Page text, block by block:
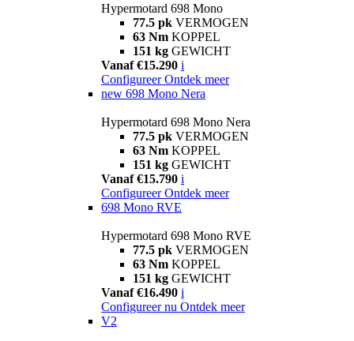
Hypermotard 698 Mono
77.5 pk VERMOGEN
63 Nm KOPPEL
151 kg GEWICHT
Vanaf €15.290 i
Configureer Ontdek meer
new 698 Mono Nera
Hypermotard 698 Mono Nera
77.5 pk VERMOGEN
63 Nm KOPPEL
151 kg GEWICHT
Vanaf €15.790 i
Configureer Ontdek meer
698 Mono RVE
Hypermotard 698 Mono RVE
77.5 pk VERMOGEN
63 Nm KOPPEL
151 kg GEWICHT
Vanaf €16.490 i
Configureer nu Ontdek meer
V2